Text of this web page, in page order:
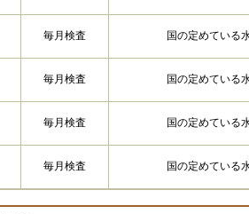
毎月検査 国の定めている
毎月検査 国の定めている
毎月検査 国の定めている
毎月検査 国の定めている